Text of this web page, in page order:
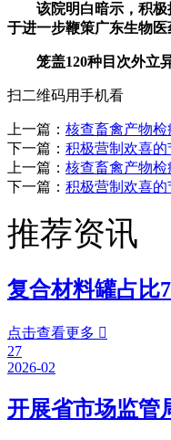
该院明白暗示，积极推
于进一步鞭策广东生物医
笼盖120种目次外立异
扫二维码用手机看
上一篇： 核查畜禽产物
下一篇： 积极营制欢喜的
上一篇： 核查畜禽产物
下一篇： 积极营制欢喜的
推荐资讯
复合材料罐占比
点击查看更多 
27
2026-02
开展省市场监管